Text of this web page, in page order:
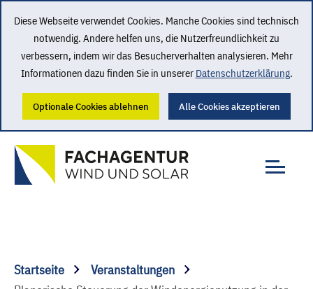
Diese Webseite verwendet Cookies. Manche Cookies sind technisch
notwendig. Andere helfen uns, die Nutzerfreundlichkeit zu
verbessern, indem wir das Besucherverhalten analysieren. Mehr
Informationen dazu finden Sie in unserer Datenschutzerklärung.
Optionale Cookies ablehnen Alle Cookies akzeptieren
Startseite
Veranstaltungen